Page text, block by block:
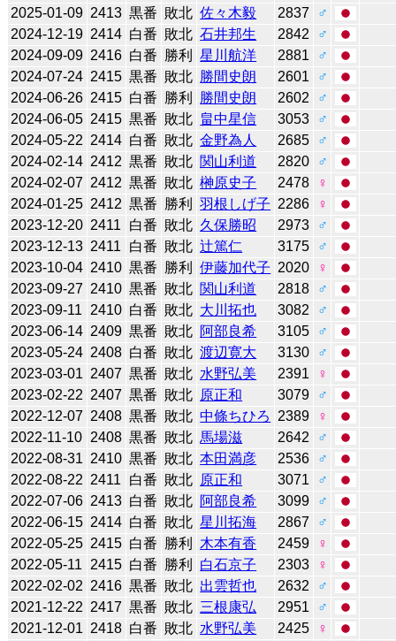
2025-01-09 2413 黒番 敗北 佐々木毅 2837
♂
2024-12-19 2414 白番 敗北 石井邦生 2842
♂
2024-09-09 2416 白番 勝利 星川航洋 2881
♂
2024-07-24 2415 黒番 敗北 勝間史朗 2601
♂
2024-06-26 2415 白番 勝利 勝間史朗 2602
♂
2024-06-05 2415 黒番 敗北 畠中星信 3053
♂
2024-05-22 2414 白番 敗北 金野為人 2685
♂
2024-02-14 2412 黒番 敗北 関山利道 2820
♂
2024-02-07 2412 黒番 敗北 榊原史子 2478
♀
2024-01-25 2412 黒番 勝利 羽根しげ子 2286
♀
2023-12-20 2411 白番 敗北 久保勝昭 2973
♂
2023-12-13 2411 白番 敗北 辻󠄀篤仁 3175
♂
2023-10-04 2410 黒番 勝利 伊藤加代子 2020
♀
2023-09-27 2410 黒番 敗北 関山利道 2818
♂
2023-09-11
2410 白番 敗北 大川拓也 3082
♂
2023-06-14 2409 黒番 敗北 阿部良希 3105
♂
2023-05-24 2408 白番 敗北 渡辺寛大 3130
♂
2023-03-01 2407 黒番 敗北 水野弘美 2391
♀
2023-02-22 2407 黒番 敗北 原正和 3079
♂
2022-12-07 2408 黒番 敗北 中條ちひろ 2389
♀
2022-11-10 2408 黒番 敗北 馬場滋 2642
♂
2022-08-31 2410 黒番 敗北 本田満彦 2536
♂
2022-08-22 2411 白番 敗北 原正和 3071
♂
2022-07-06 2413 白番 敗北 阿部良希 3099
♂
2022-06-15 2414 白番 敗北 星川拓海 2867
♂
2022-05-25 2415 白番 勝利 木本有香 2459
♀
2022-05-11
2415 白番 勝利 白石京子 2303
♀
2022-02-02 2416 黒番 敗北 出雲哲也 2632
♂
2021-12-22 2417 黒番 敗北 三根康弘 2951
♂
2021-12-01 2418 白番 敗北 水野弘美 2425
♀